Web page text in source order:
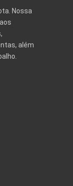
Nossa
além